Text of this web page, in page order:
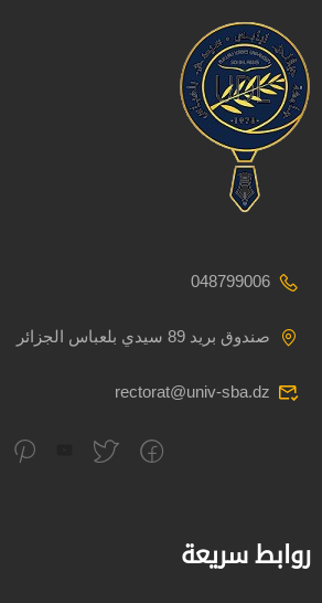
048799006
صندوق بريد 89 سيدي بلعباس الجزائر
rectorat@univ-sba.dz
روابط سريعة